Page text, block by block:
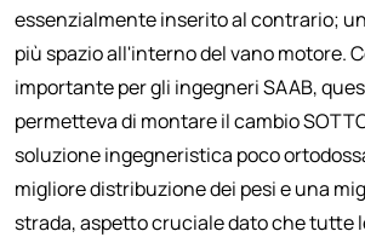
essenzialmente inserito al contrario;
più spazio all'interno del vano motore.
importante per gli ingegneri SAAB,
permetteva di montare il cambio
soluzione ingegneristica poco
migliore distribuzione dei pesi e una
strada, aspetto cruciale dato che tutte